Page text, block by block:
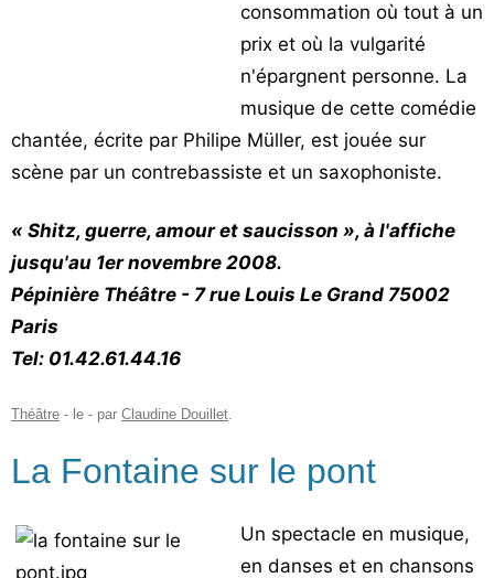
consommation où tout à un
prix et où la vulgarité
n'épargnent personne. La
musique de cette comédie
chantée, écrite par Philipe Müller, est jouée sur
scène par un contrebassiste et un saxophoniste.
« Shitz, guerre, amour et saucisson », à l'affiche
jusqu'au 1er novembre 2008.
Pépinière Théâtre - 7 rue Louis Le Grand 75002
Paris
Tel: 01.42.61.44.16
Théâtre - le - par Claudine Douillet.
La Fontaine sur le pont
Un spectacle en musique,
en danses et en chansons